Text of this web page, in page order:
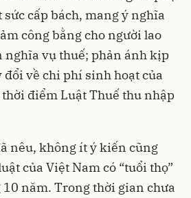
cấp bách, mang ý nghĩa
công bằng cho người lao
nghĩa vụ thuế; phản ánh kịp
về chi phí sinh hoạt của
điểm Luật Thuế thu nhập
nêu, không ít ý kiến cũng
của Việt Nam có “tuổi thọ”
năm. Trong thời gian chưa